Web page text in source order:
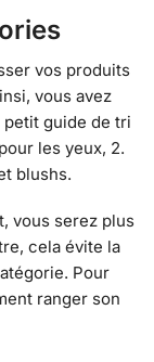
vos produits
vous avez
petit guide de tri
les yeux, 2.
blushs.
vous serez plus
cela évite la
Pour
ranger son